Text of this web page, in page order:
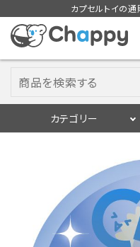
カプセルトイの通
カテゴリー
入荷スケジュ
カプセルトイマシン